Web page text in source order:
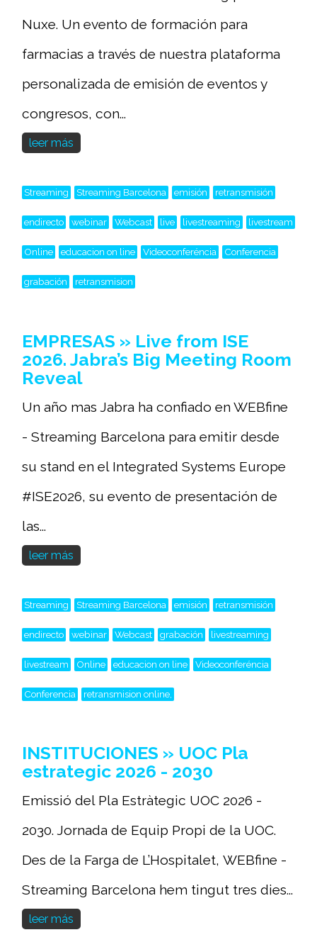
Nuxe. Un evento de formación para
farmacias a través de nuestra plataforma
personalizada de emisión de eventos y
congresos, con...
leer más
Streaming Streaming Barcelona emisión retransmisión
endirecto webinar Webcast live livestreaming livestream
Online educacion on line Videoconferéncia Conferencia
grabación retransmision
EMPRESAS » Live from ISE
2026. Jabra’s Big Meeting Room
Reveal
Un año mas Jabra ha confiado en WEBfine
- Streaming Barcelona para emitir desde
su stand en el Integrated Systems Europe
#ISE2026, su evento de presentación de
las...
leer más
Streaming Streaming Barcelona emisión retransmisión
endirecto webinar Webcast grabación livestreaming
livestream Online educacion on line Videoconferéncia
Conferencia retransmision online,
INSTITUCIONES » UOC Pla
estrategic 2026 - 2030
Emissió del Pla Estràtegic UOC 2026 -
2030. Jornada de Equip Propi de la UOC.
Des de la Farga de L’Hospitalet, WEBfine -
Streaming Barcelona hem tingut tres dies...
leer más